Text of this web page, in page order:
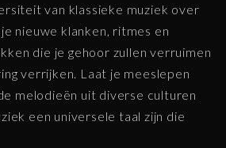
van klassieke muziek over
nieuwe klanken, ritmes en
die je gehoor zullen verruimen
verrijken. Laat je meeslepen
melodieën uit diverse culturen
een universele taal zijn die